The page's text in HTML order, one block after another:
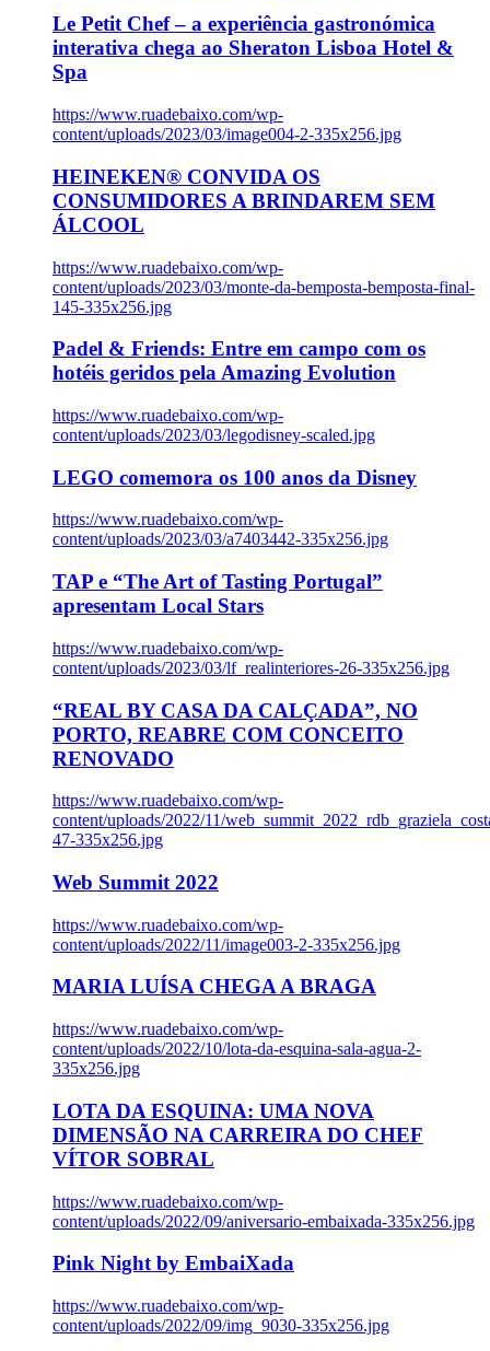
Le Petit Chef – a experiência gastronómica
interativa chega ao Sheraton Lisboa Hotel &
Spa
https://www.ruadebaixo.com/wp-
content/uploads/2023/03/image004-2-335x256.jpg
HEINEKEN® CONVIDA OS
CONSUMIDORES A BRINDAREM SEM
ÁLCOOL
https://www.ruadebaixo.com/wp-
content/uploads/2023/03/monte-da-bemposta-bemposta-final-
145-335x256.jpg
Padel & Friends: Entre em campo com os
hotéis geridos pela Amazing Evolution
https://www.ruadebaixo.com/wp-
content/uploads/2023/03/legodisney-scaled.jpg
LEGO comemora os 100 anos da Disney
https://www.ruadebaixo.com/wp-
content/uploads/2023/03/a7403442-335x256.jpg
TAP e “The Art of Tasting Portugal”
apresentam Local Stars
https://www.ruadebaixo.com/wp-
content/uploads/2023/03/lf_realinteriores-26-335x256.jpg
“REAL BY CASA DA CALÇADA”, NO
PORTO, REABRE COM CONCEITO
RENOVADO
https://www.ruadebaixo.com/wp-
content/uploads/2022/11/
47-335x256.jpg
Web Summit 2022
https://www.ruadebaixo.com/wp-
content/uploads/2022/11/image003-2-335x256.jpg
MARIA LUÍSA CHEGA A BRAGA
https://www.ruadebaixo.com/wp-
content/uploads/2022/10/lota-da-esquina-sala-agua-2-
335x256.jpg
LOTA DA ESQUINA: UMA NOVA
DIMENSÃO NA CARREIRA DO CHEF
VÍTOR SOBRAL
https://www.ruadebaixo.com/wp-
content/uploads/2022/09/aniversario-embaixada-335x256.jpg
Pink Night by EmbaiXada
https://www.ruadebaixo.com/wp-
content/uploads/2022/09/img_9030-335x256.jpg